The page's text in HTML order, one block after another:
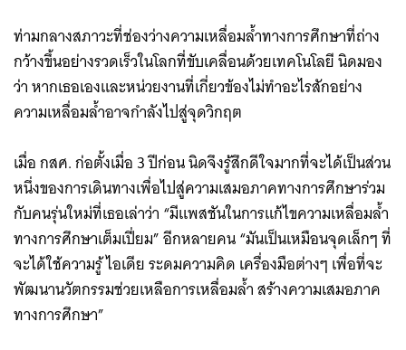
ท่ามกลางสภาวะที่ช่องว่างความเหลื่อมล้ำทางการศึกษาที่ถ่าง
กว้างขึ้นอย่างรวดเร็วในโลกที่ขับเคลื่อนด้วยเทคโนโลยี นิดมอง
ว่า หากเธอเองและหน่วยงานที่เกี่ยวข้องไม่ทำอะไรสักอย่าง
ความเหลื่อมล้ำอาจกำลังไปสู่จุดวิกฤต
เมื่อ กสศ. ก่อตั้งเมื่อ 3 ปีก่อน นิดจึงรู้สึกดีใจมากที่จะได้เป็นส่วน
หนึ่งของการเดินทางเพื่อไปสู่ความเสมอภาคทางการศึกษาร่วม
กับคนรุ่นใหม่ที่เธอเล่าว่า “มีแพสชันในการแก้ไขความเหลื่อมล้ำ
ทางการศึกษาเต็มเปี่ยม” อีกหลายคน “มันเป็นเหมือนจุดเล็กๆ ที่
จะได้ใช้ความรู้ ไอเดีย ระดมความคิด เครื่องมือต่างๆ เพื่อที่จะ
พัฒนานวัตกรรมช่วยเหลือการเหลื่อมล้ำ สร้างความเสมอภาค
ทางการศึกษา”